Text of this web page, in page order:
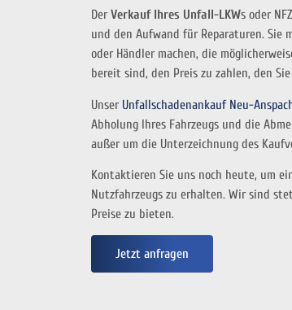
DerVerkauf Ihres Unfall-LKWs oder
und den Aufwand für Reparaturen. Sie
oder Händler machen, die
bereit sind, den Preis zu zahlen, den
Unser Unfallschadenankauf Neu-
Abholung Ihres Fahrzeugs und die
außer um die Unterzeichnung des
Kontaktieren Sie uns noch heute, um
Nutzfahrzeugs zu erhalten. Wir sind
Preise zu bieten.
Jetzt anfragen